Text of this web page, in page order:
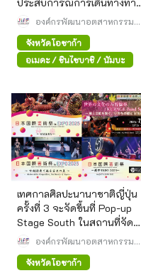
ประสบการณ์การเดินทางทาง
ทะเลเพื่อชมอาหารเลิศรส
ทัศนียภาพอันงดงามของเกาะ
โชโดชิมะ
องค์กรพัฒนาอุตสาหกรรม
จังหวัดโอซาก้า
อุเมดะ / ชินไซบาชิ / นัมบะ
เทศกาลศิลปะนานาชาติญี่ปุ่น
ครั้งที่ 3 จะจัดขึ้นที่ Pop-up
Stage South ในสถานที่จัด
งาน Osaka Kansai Expo
องค์กรพัฒนาอุตสาหกรรม
จังหวัดโอซาก้า